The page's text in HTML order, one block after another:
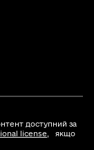
доступний за
license , якщо